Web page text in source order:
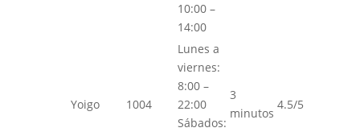
10:00 –
14:00
Yoigo 1004
Lunes a
viernes:
8:00 –
22:00
Sábados:
3
minutos
4.5/5